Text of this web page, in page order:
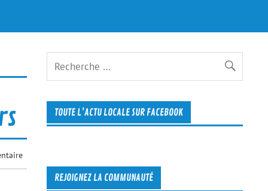
TOUTE L’ACTU LOCALE SUR FACEBOOK
REJOIGNEZ LA COMMUNAUTÉ